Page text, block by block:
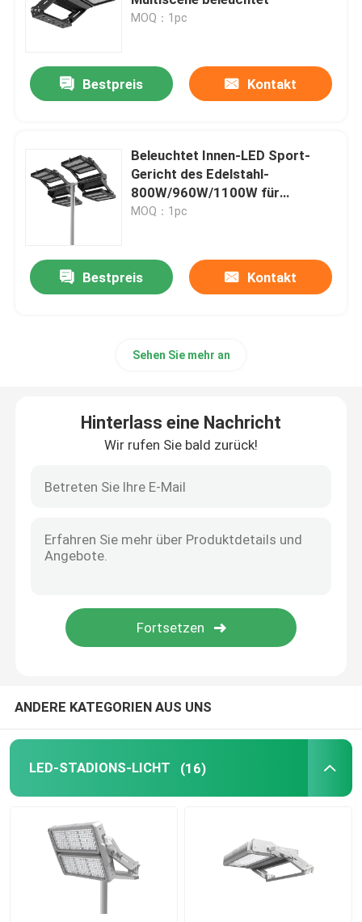
Tennisplatz-Flutlichter
LED-Scheinwerferlichter im Freien
Hohe Mast-Lichter LED
hohes Buchtlicht UFO
Lineare hohe Bucht-Lichter LED
MOQ：1pc
Bestpreis Kontakt
Beleuchtet Innen-LED Sport-
Gericht des Edelstahl-
800W/960W/1100W für
Badminton
MOQ：1pc
Bestpreis Kontakt
Sehen Sie mehr an
Hinterlass eine Nachricht
Wir rufen Sie bald zurück!
ANDERE KATEGORIEN AUS UNS
LED-STADIONS-LICHT (16)